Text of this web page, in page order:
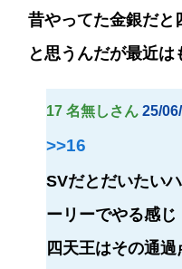
昔やってた金銀だと
と思うんだが最近
17 名無しさん 25/
>>16
SVだとだいたい
ーリーでやる感じ
四天王はその通